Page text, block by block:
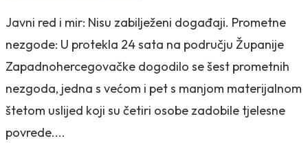
Javni red i mir: Nisu zabilježeni događaji. Prometne
nezgode: U protekla 24 sata na području Županije
Zapadnohercegovačke dogodilo se šest prometnih
nezgoda, jedna s većom i pet s manjom materijalnom
štetom uslijed koji su četiri osobe zadobile tjelesne
povrede....